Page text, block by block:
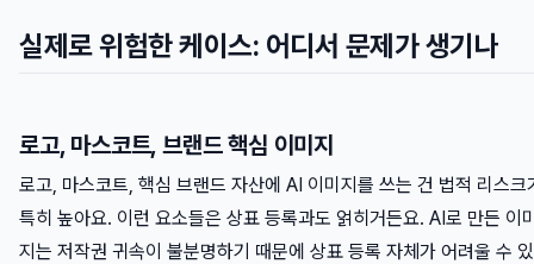
실제로 위험한 케이스: 어디서 문제가 생기나
로고, 마스코트, 브랜드 핵심 이미지
로고, 마스코트, 핵심 브랜드 자산에 AI 이미지를 쓰는 건 법적 리스크
특히 높아요. 이런 요소들은 상표 등록과도 얽히거든요. AI로 만든 이
지는 저작권 귀속이 불분명하기 때문에 상표 등록 자체가 어려울 수